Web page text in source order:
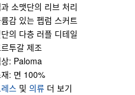
소맷단의 리브 처리
감 있는 펩럼 스커트
의 다층 러플 디테일
투갈 제조
상: Paloma
: 면 100%
스 및 의류 더 보기